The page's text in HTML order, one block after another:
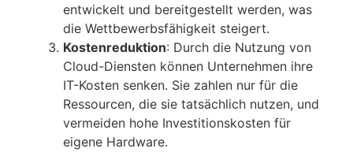
entwickelt und bereitgestellt werden, was
die Wettbewerbsfähigkeit steigert.
Kostenreduktion: Durch die Nutzung von
Cloud-Diensten können Unternehmen ihre
IT-Kosten senken. Sie zahlen nur für die
Ressourcen, die sie tatsächlich nutzen, und
vermeiden hohe Investitionskosten für
eigene Hardware.